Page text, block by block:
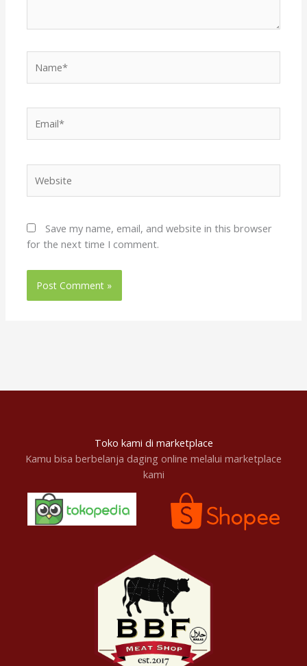
Save my name, email, and website in this browser
for the next time I comment.
Toko kami di marketplace
Kamu bisa berbelanja daging online melalui marketplace
kami